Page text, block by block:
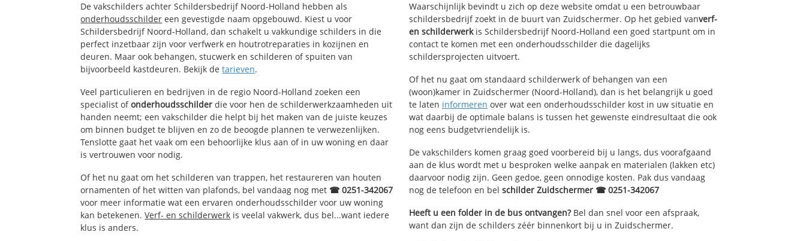
De vakschilders achter Schildersbedrijf Noord-Holland hebben als
onderhoudsschilder een gevestigde naam opgebouwd. Kiest u voor
Schildersbedrijf Noord-Holland, dan schakelt u vakkundige schilders in die
perfect inzetbaar zijn voor verfwerk en houtrotreparaties in kozijnen en
deuren. Maar ook behangen, stucwerk en schilderen of spuiten van
bijvoorbeeld kastdeuren. Bekijk detarieven.
Veel particulieren en bedrijven in de regio Noord-Holland zoeken een
specialist ofonderhoudsschilder die voor hen de schilderwerkzaamheden uit
handen neemt; een vakschilder die helpt bij het maken van de juiste keuzes
om binnen budget te blijven en zo de beoogde plannen te verwezenlijken.
Tenslotte gaat het vaak om een behoorlijke klus aan of in uw woning en daar
is vertrouwen voor nodig.
Of het nu gaat om het schilderen van trappen, het restaureren van houten
ornamenten of het witten van plafonds, bel vandaag nog met ☎ 0251-342067
voor meer informatie wat een ervaren onderhoudsschilder voor uw woning
kan betekenen.Verf- en schilderwerk is veelal vakwerk, dus bel...want iedere
klus is anders.
Waarschijnlijk bevindt u zich op deze website omdat u een betrouwbaar
schildersbedrijf zoekt in de buurt van Zuidschermer. Op het gebied vanverf-
en schilderwerkis Schildersbedrijf Noord-Holland een goed startpunt om in
contact te komen met een onderhoudsschilder die dagelijks
schildersprojecten uitvoert.
Of het nu gaat om standaard schilderwerk of behangen van een
(woon)kamer in Zuidschermer (Noord-Holland), dan is het belangrijk u goed
te laten informeren over wat een onderhoudsschilder kost in uw situatie en
wat daarbij de optimale balans is tussen het gewenste eindresultaat die ook
nog eens budgetvriendelijk is.
De vakschilders komen graag goed voorbereid bij u langs, dus voorafgaand
aan de klus wordt met u besproken welke aanpak en materialen (lakken etc)
daarvoor nodig zijn. Geen gedoe, geen onnodige kosten. Pak dus vandaag
nog de telefoon en bel schilder Zuidschermer ☎ 0251-342067
Heeft u een folder in de bus ontvangen?Bel dan snel voor een afspraak,
want dan zijn de schilders zéér binnenkort bij u in Zuidschermer.